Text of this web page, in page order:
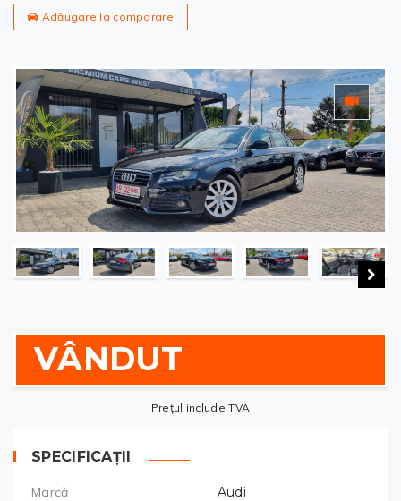
Adăugare la comparare
VÂNDUT
Prețul include TVA
SPECIFICAȚII
Marcă
Audi